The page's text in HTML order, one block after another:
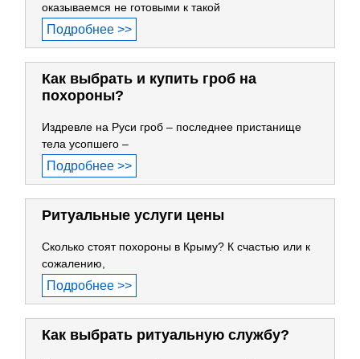
оказываемся не готовыми к такой
Подробнее >>
Как выбрать и купить гроб на
похороны?
Издревле на Руси гроб – последнее пристанище
тела усопшего –
Подробнее >>
Ритуальные услуги цены
Сколько стоят похороны в Крыму? К счастью или к
сожалению,
Подробнее >>
Как выбрать ритуальную службу?